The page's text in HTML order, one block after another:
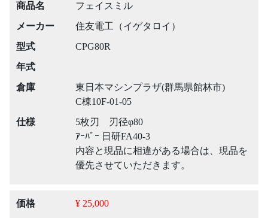
商品名
フェイスミル
メーカー
住友電工（イゲタロイ）
型式
CPG80R
年式
倉庫
東日本マシンプラザ(群馬県館林市)
C棟10F-01-05
仕様
5枚刃 刃径φ80
ｱｰﾊﾞｰ 日研FA40-3
内容と現品に相違がある場合は、現品を
優先させていただきます。
価格 ¥ 25,000